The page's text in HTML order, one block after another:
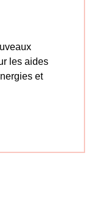
les aides
et